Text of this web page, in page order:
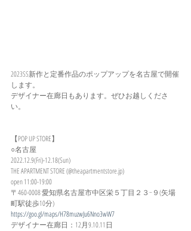
2023SS新作と定番作品のポップアップを名古屋で開催
します。
デザイナー在廊日もあります。ぜひお越しくださ
い。
【POP UP STORE】
○名古屋
2022.12.9(Fri)-12.18(Sun)
THE APARTMENT STORE (@theapartmentstore.jp)
open 11:00-19:00
〒460-0008 愛知県名古屋市中区栄５丁目２３−９(矢場
町駅徒歩10分)
https://goo.gl/maps/H78muzwJu6Nno3wW7
デザイナー在廊日：12月9.10.11日